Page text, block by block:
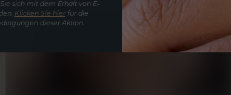
sich mit dem Erhalt von E-
Klicken Sie hierfür die
dieser Aktion.